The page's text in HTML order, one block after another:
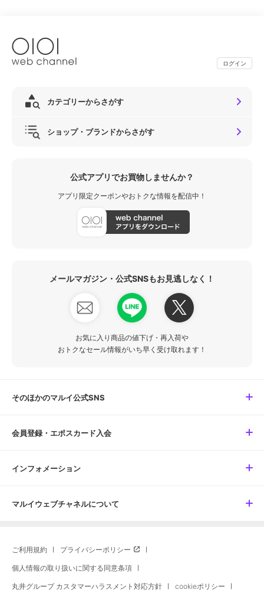
ログイン
カテゴリーからさがす
ショップ・ブランドからさがす
公式アプリでお買物しませんか？
アプリ限定クーポンやおトクな情報を配信中！
メールマガジン・公式SNSもお見逃しなく！
お気に入り商品の値下げ・再入荷や
おトクなセール情報がいち早く受け取れます！
そのほかのマルイ公式SNS
会員登録・エポスカード入会
インフォメーション
マルイウェブチャネルについて
ご利用規約 プライバシーポリシー
個人情報の取り扱いに関する同意条項
丸井グループ カスタマーハラスメント対応方針 cookieポリシー